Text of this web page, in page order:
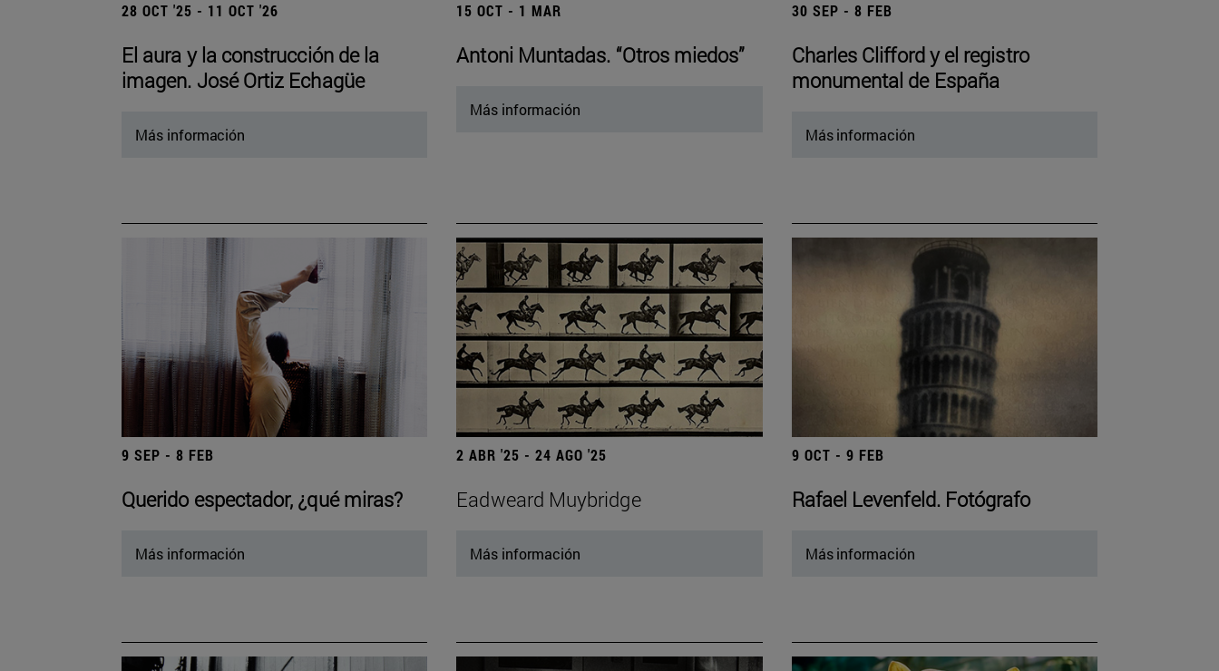
28 OCT '25 - 11 OCT '26
El aura y la construcción de la
imagen. José Ortiz Echagüe
Más información
15 OCT - 1 MAR
Antoni Muntadas. “Otros miedos”
Más información
30 SEP - 8 FEB
Charles Clifford y el registro
monumental de España
Más información
9 SEP - 8 FEB
Querido espectador, ¿qué miras?
Más información
2 ABR '25 - 24 AGO '25
Eadweard Muybridge
Más información
9 OCT - 9 FEB
Rafael Levenfeld. Fotógrafo
Más información